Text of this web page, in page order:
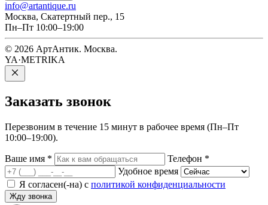
info@artantique.ru
Москва, Скатертный пер., 15
Пн–Пт 10:00–19:00
© 2026 АртАнтик. Москва.
YA·METRIKA
Заказать звонок
Перезвоним в течение 15 минут в рабочее время (Пн–Пт
10:00–19:00).
Ваше имя * Телефон *
Удобное время
Я согласен(-на) с политикой конфиденциальности
Жду звонка